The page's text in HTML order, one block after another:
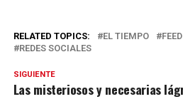
RELATED TOPICS: EL TIEMPO FEED
REDES SOCIALES
SIGUIENTE
Las misteriosos y necesarias